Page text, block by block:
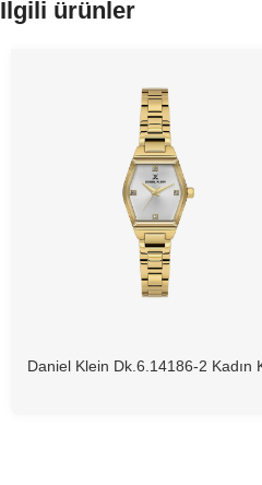
İlgili ürünler
Daniel Klein Dk.6.14186-2 Kadın